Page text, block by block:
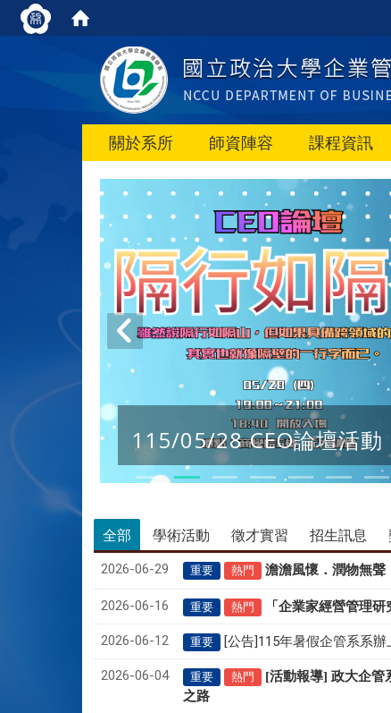
關於系所 師資陣容 課程資訊
115/05/28 CEO論壇活動
全部 學術活動 徵才實習 招生訊息
2026-06-29 重要 熱門 澹澹風懷．潤物無聲
2026-06-16 重要 熱門 「企業家經營管理
2026-06-12 重要 [公告]115年暑假企管系系辦
2026-06-04 重要 熱門
[活動報導] 政大企管
之路